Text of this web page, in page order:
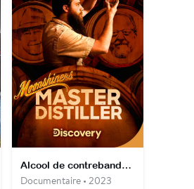
Alcool de contrebande : le meilleur distillateur
Documentaire • 2023